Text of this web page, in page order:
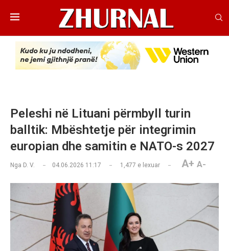
Peleshi në Lituani përmbyll turin
balltik: Mbështetje për integrimin
europian dhe samitin e NATO-s 2027
Nga D. V. 04.06.2026 11:17 1,477 e lexuar A+ A-